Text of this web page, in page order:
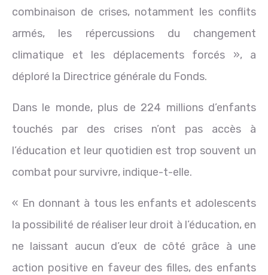
combinaison de crises, notamment les conflits
armés, les répercussions du changement
climatique et les déplacements forcés », a
déploré la Directrice générale du Fonds.
Dans le monde, plus de 224 millions d’enfants
touchés par des crises n’ont pas accès à
l’éducation et leur quotidien est trop souvent un
combat pour survivre, indique-t-elle.
« En donnant à tous les enfants et adolescents
la possibilité de réaliser leur droit à l’éducation, en
ne laissant aucun d’eux de côté grâce à une
action positive en faveur des filles, des enfants